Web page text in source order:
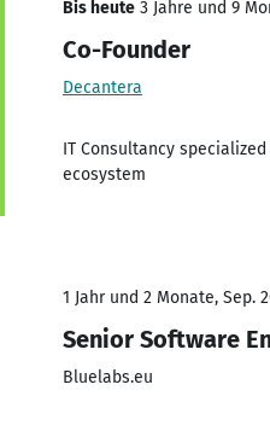
Bis heute 3 Jahre und 9
Co-Founder
Decantera
IT Consultancy
ecosystem
1 Jahr und 2 Monate, Sep.
Senior Software
Bluelabs.eu